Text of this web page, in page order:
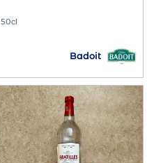
50cl
Badoit